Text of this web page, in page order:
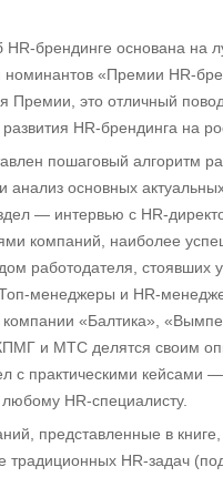
HR-брендинге основана на
номинантов «Премии HR-
Премии, это отличный повод
развития HR‑брендинга на
пошаговый алгоритм
анализ основных
— интервью с
компаний, наиболее
работодателя, стоявших у
и
«Балтика»,
и МТС делятся своим
с практическими кейсами
HR‑специалисту.
представленные в
традиционных HR‑задач